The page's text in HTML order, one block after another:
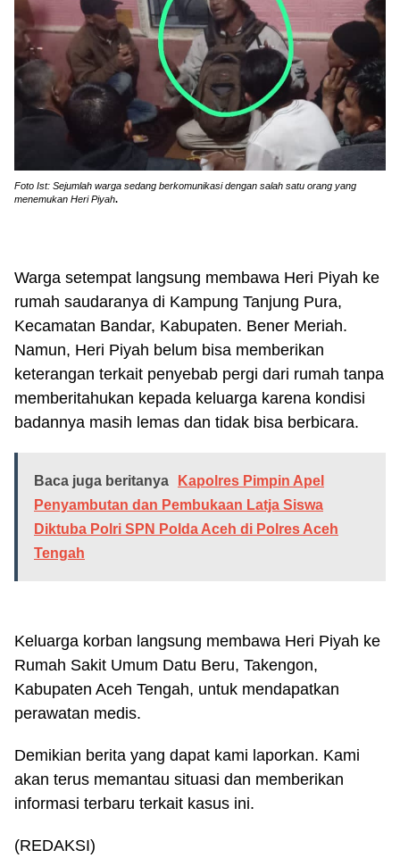
Foto Ist: Sejumlah warga sedang berkomunikasi dengan salah satu orang yang
menemukan Heri Piyah.
Warga setempat langsung membawa Heri Piyah ke
rumah saudaranya di Kampung Tanjung Pura,
Kecamatan Bandar, Kabupaten. Bener Meriah.
Namun, Heri Piyah belum bisa memberikan
keterangan terkait penyebab pergi dari rumah tanpa
memberitahukan kepada keluarga karena kondisi
badannya masih lemas dan tidak bisa berbicara.
Baca juga beritanya
Kapolres Pimpin Apel
Penyambutan dan Pembukaan Latja Siswa
Diktuba Polri SPN Polda Aceh di Polres Aceh
Tengah
Keluarga korban langsung membawa Heri Piyah ke
Rumah Sakit Umum Datu Beru, Takengon,
Kabupaten Aceh Tengah, untuk mendapatkan
perawatan medis.
Demikian berita yang dapat kami laporkan. Kami
akan terus memantau situasi dan memberikan
informasi terbaru terkait kasus ini.
(REDAKSI)